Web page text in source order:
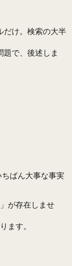
だけ。検索の大半
で、後述しま
ばん大事な事実
が存在しませ
ます。